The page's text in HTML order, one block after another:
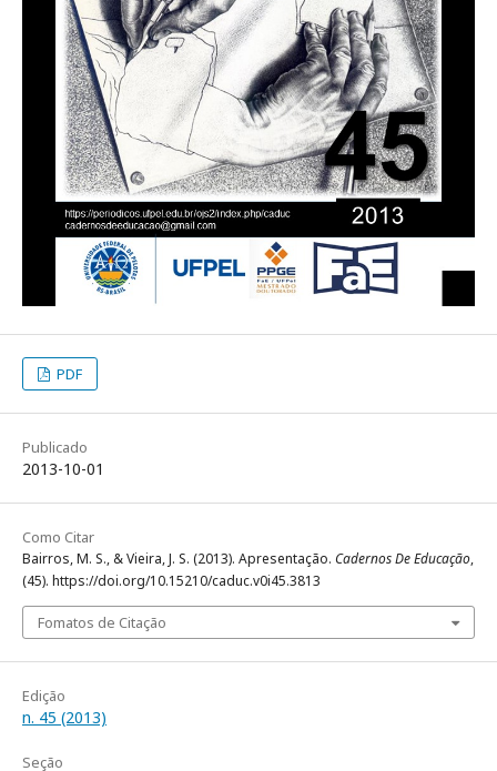
PDF
Publicado
2013-10-01
Como Citar
Bairros, M. S., & Vieira, J. S. (2013). Apresentação. Cadernos De Educação,
(45). https://doi.org/10.15210/caduc.v0i45.3813
Fomatos de Citação
Edição
n. 45 (2013)
Seção